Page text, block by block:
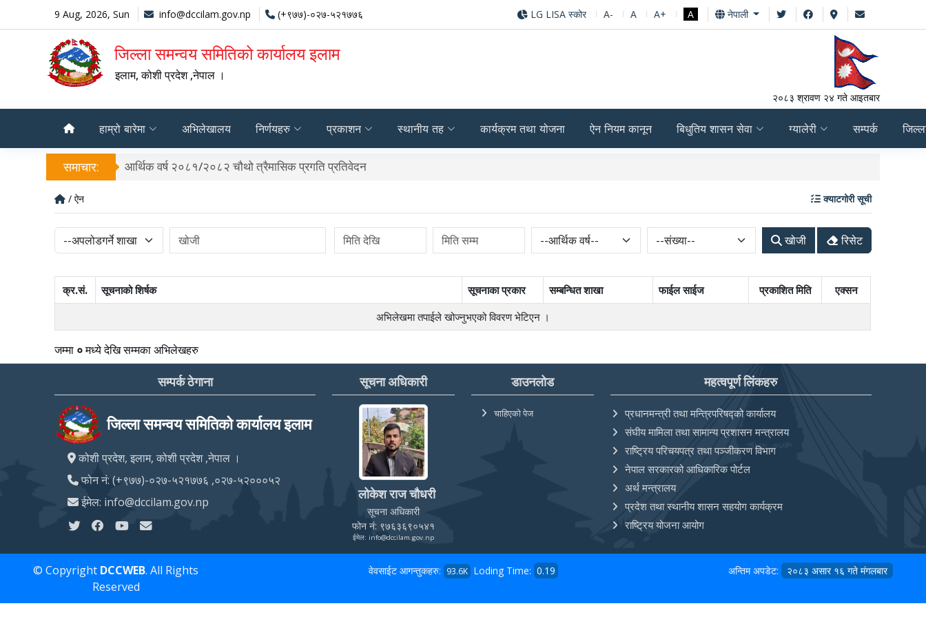
9 Aug, 2026, Sun info@dccilam.gov.np (+९७७)-०२७-५२१७७६ LG LISA स्कोर A- A A+ A नेपाली
जिल्ला समन्वय समितिको कार्यालय इलाम
इलाम, कोशी प्रदेश ,नेपाल ।
२०८३ श्रावण २४ गते आइतबार
हाम्रो बारेमा अभिलेखालय निर्णयहरु प्रकाशन स्थानीय तह कार्यक्रम तथा योजना ऐन नियम कानून बिधुतिय शासन सेवा ग्यालेरी सम्पर्क
समाचार: आर्थिक वर्ष २०८१/२०८२ चौथो त्रैमासिक प्रगति प्रतिवेदन
/ ऐन क्याटगोरी सूची
खोजी रिसेट
क्र.सं. सूचनाको शिर्षक सूचनाका प्रकार सम्बन्धित शाखा फाईल साईज प्रकाशित मिति
एक्सन
अभिलेखमा तपाईले खोज्‍नुभएको विवरण भेटिएन ।
जम्मा ०मध्येदेखिसम्मका अभिलेखहरु
सम्पर्क ठेगाना
जिल्ला समन्वय समितिको कार्यालय इलाम
कोशी प्रदेश, इलाम, कोशी प्रदेश ,नेपाल ।
फोन नं: (+९७७)-०२७-५२१७७६ ,०२७-५२०००५२
ईमेल: info@dccilam.gov.np
सूचना अधिकारी
लोकेश राज चौधरी
सूचना अधिकारी
फोन नं: ९७६३६९०५४१
ईमेल: info@dccilam.gov.np
डाउनलोड
चाहिएको पेज
महत्वपूर्ण लिंकहरु
प्रधानमन्त्री तथा मन्त्रिपरिषद्को कार्यालय
संघीय मामिला तथा सामान्य प्रशासन मन्त्रालय
राष्ट्रिय परिचयपत्र तथा पञ्‍जीकरण विभाग
नेपाल सरकारको आधिकारिक पोर्टल
अर्थ मन्त्रालय
प्रदेश तथा स्थानीय शासन सहयोग कार्यक्रम
राष्ट्रिय योजना आयोग
© Copyright DCCWEB. All Rights
Reserved
वेवसाईट आगन्तुकहरु: 93.6K Loding Time: 0.19 अन्तिम अपडेट: २०८३ असार १६ गते मंगलबार